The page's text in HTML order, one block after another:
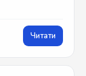
Читати